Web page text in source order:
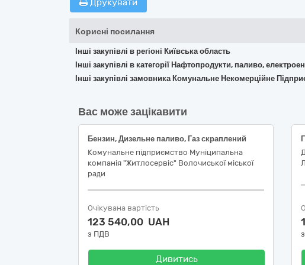
Друкувати
Корисні посилання
Інші закупівлі в регіоні Київська область
Інші закупівлі в категорії Нафтопродукти, паливо,
Інші закупівлі замовника Комунальне Некомерційне
Вас може зацікавити
Бензин, Дизельне паливо, Газ скраплений
Комунальне підприємство Муніципальна
компанія "Житлосервіс" Волочиської міської
ради
Очікувана вартість
123 540,00 UAH
з ПДВ
Дивитись